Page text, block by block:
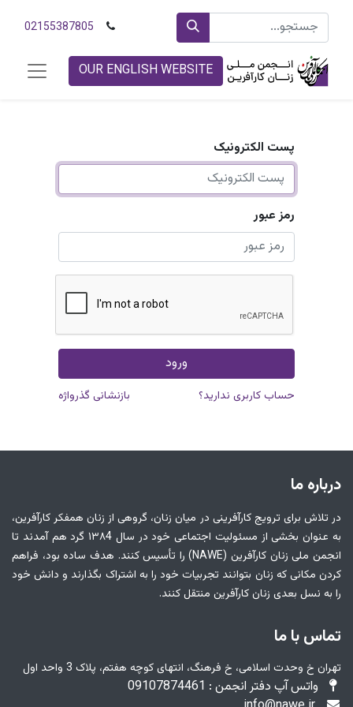
02155387805
OUR ENGLISH WEBSITE
پست الکترونیک
رمز عبور
ورود
حساب کاربری ندارید؟ بازنشانی گذرواژه
درباره ما
در تلاش برای ترویج کارآفرینی در میان زنان، گروهی از زنان همفکر کارآفرین،
به عنوان بخشی از مسئولیت اجتماعی خود در سال ۱۳۸4 گرد هم آمدند تا
انجمن ملی زنان کارآفرین (NAWE) را تأسیس کنند. هدف ساده بود، فراهم
کردن مکانی که زنان بتوانند تجربیات خود را به اشتراک بگذارند و دانش خود
را به نسل بعدی زنان کارآفرین منتقل کنند.
تماس با ما
تهران خ وحدت اسلامی، خ فرهنگ، انتهای کوچه هفتم، پلاک 3 واحد اول
واتس آپ دفتر انجمن : 09107874461